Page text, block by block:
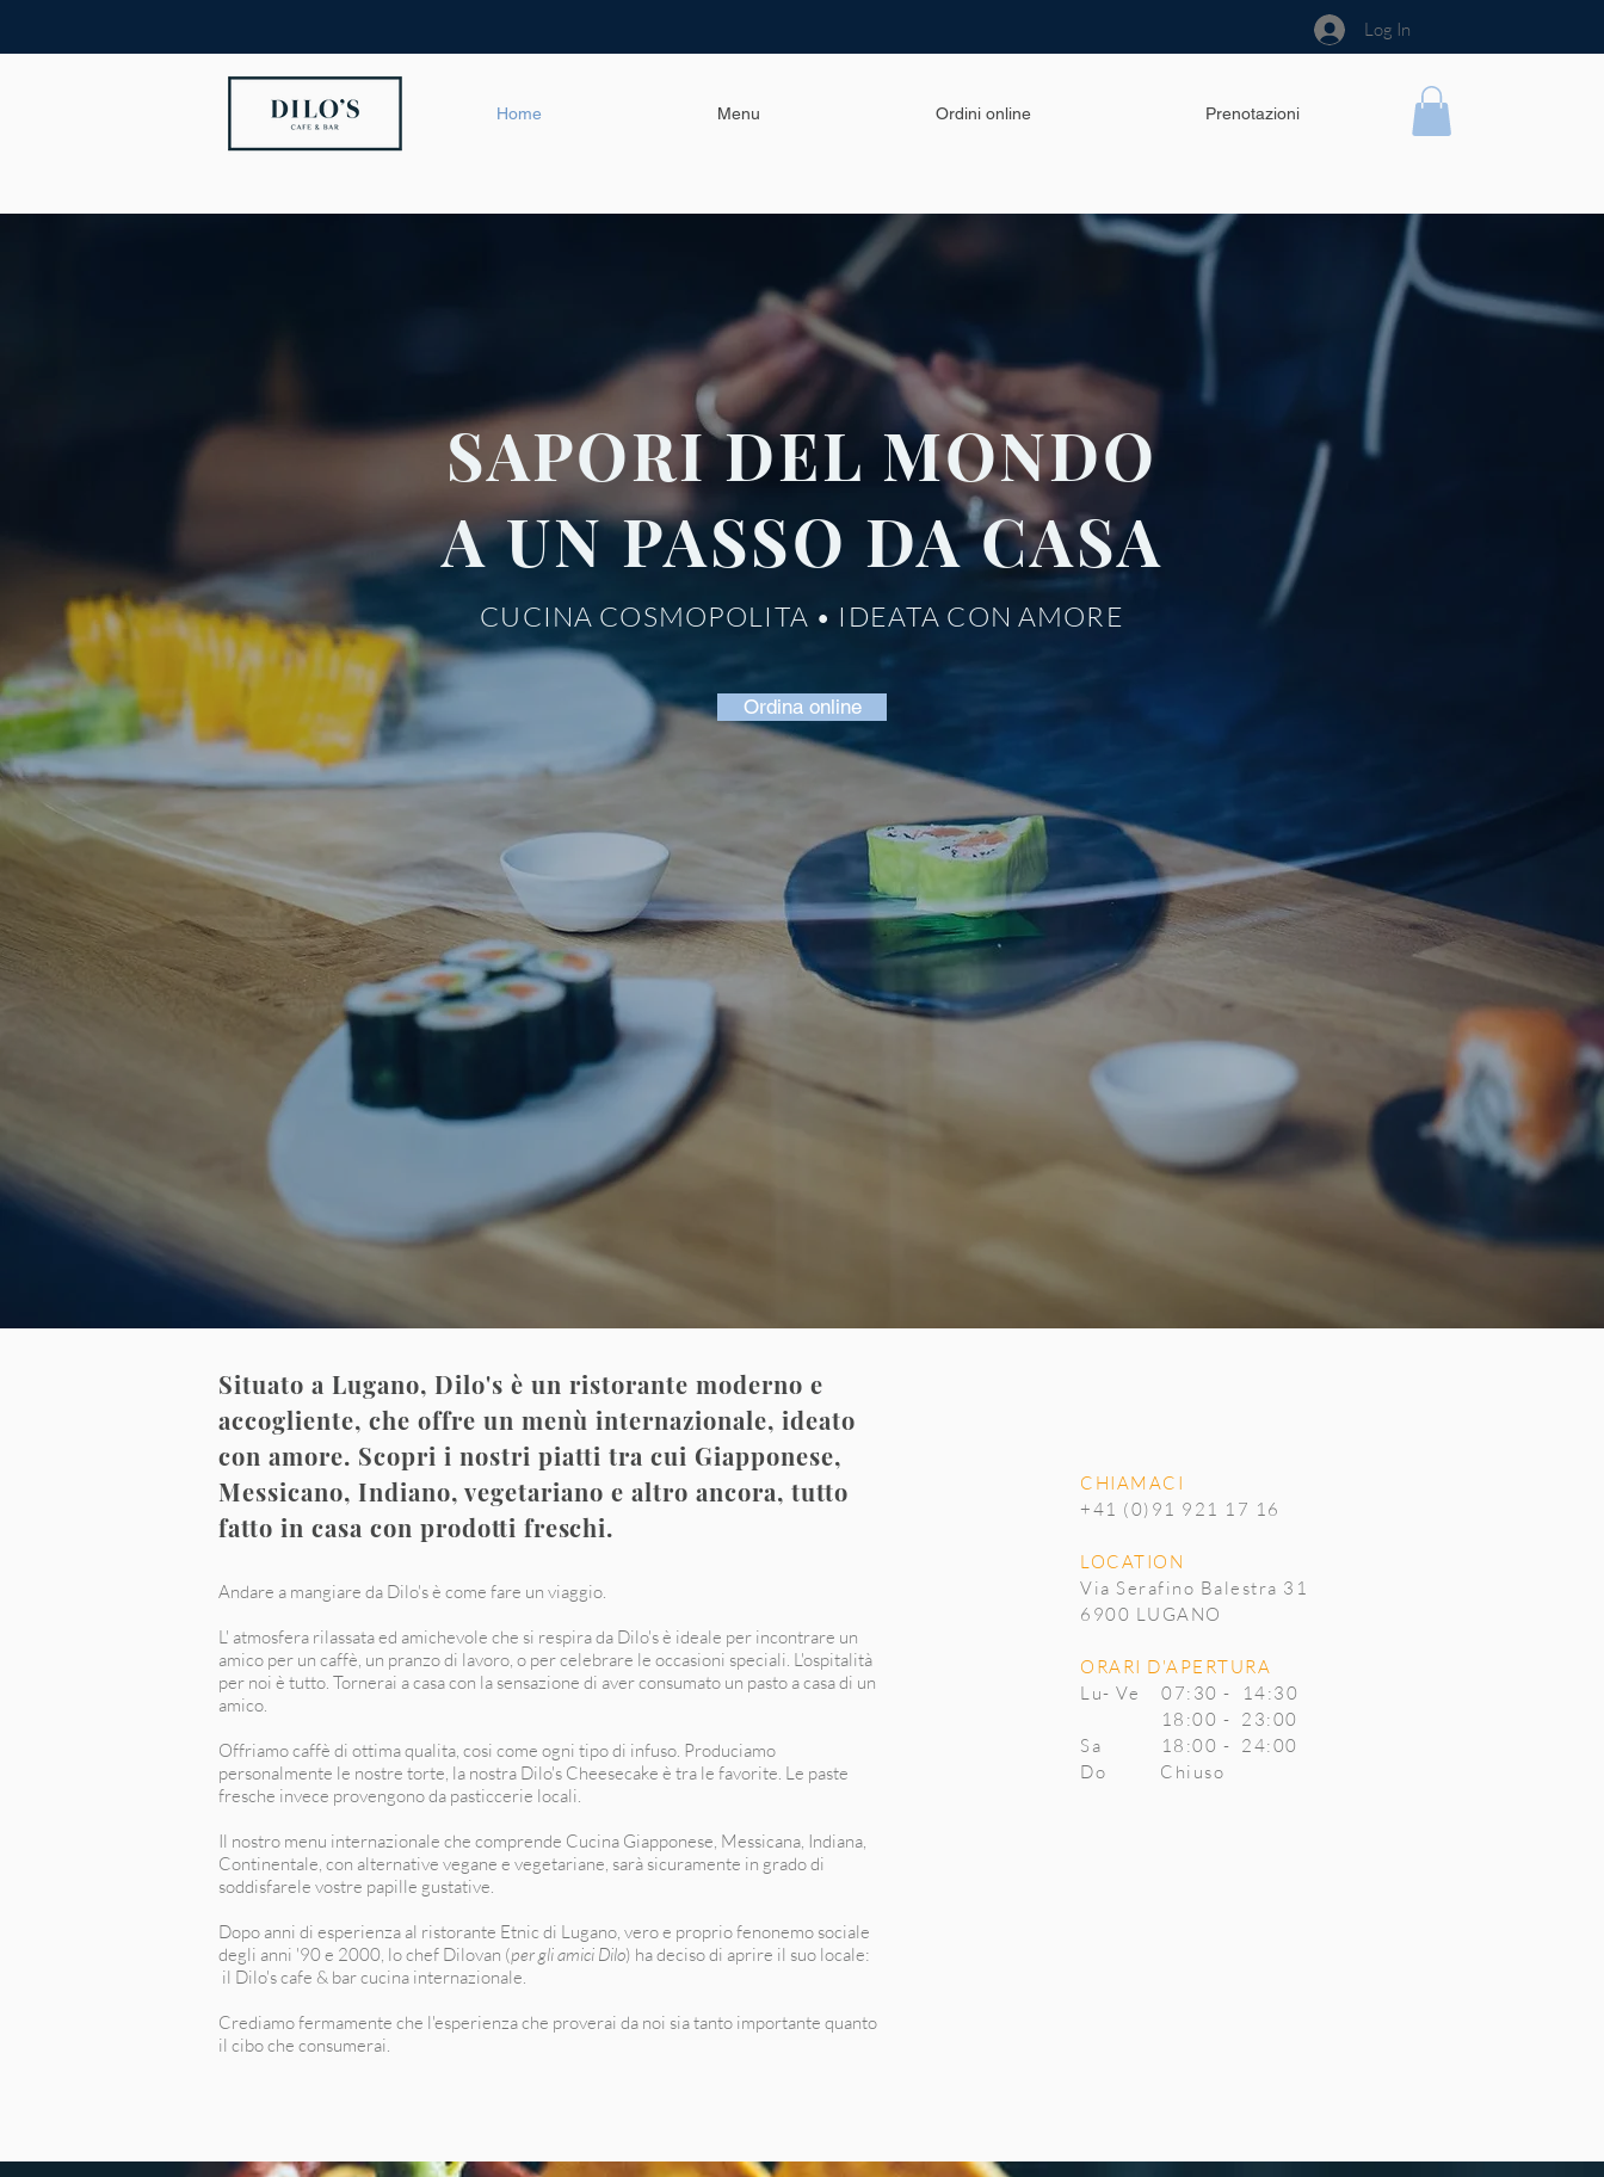
Log In
Home Menu Ordini online Prenotazioni
SAPORI DEL MONDO
A UN PASSO DA CASA
CUCINA COSMOPOLITA • IDEATA CON AMORE
Ordina online
Situato a Lugano, Dilo's è un ristorante moderno e
accogliente, che offre un menù internazionale, ideato
con amore. Scopri i nostri piatti tra cui Giapponese,
Messicano, Indiano, vegetariano e altro ancora, tutto
fatto in casa con prodottifreschi.
Andare a mangiare da Dilo's è come fare un viaggio.
L' atmosfera rilassata ed amichevole che si respira da Dilo's è ideale per incontrare un
amico per un caffè, un pranzo di lavoro, o per celebrare le occasioni speciali. L'ospitalità
per noi è tutto. Tornerai a casa con la sensazione di aver consumato un pasto a casa di un
amico.
Offriamo caffè di ottima qualita, cosi come ogni tipo di infuso. Produciamo
personalmente le nostre torte, la nostra Dilo's Cheesecake è tra le favorite. Le paste
fresche invece provengono da pasticcerie locali.
Il nostro menu internazionale che comprende Cucina Giapponese, Messicana, Indiana,
Continentale, con alternative vegane e vegetariane, sarà sicuramente in grado di
soddisfarele vostre papille gustative.
Dopo anni di esperienza al ristorante Etnic di Lugano, vero e proprio fenonemo sociale
degli anni '90 e 2000, lo chef Dilovan (per gli amici Dilo) ha deciso di aprire il suo locale:
il Dilo's cafe & bar cucina internazionale.
Crediamo fermamente che l'esperienza che proverai da noi sia tanto importante quanto
il cibo che consumerai.
CHIAMACI
+41 (0)91 921 17 16
LOCATION
Via Serafino Balestra 31
6900 LUGANO
ORARI D'APERTURA
Lu- Ve 07:30 - 14:30
18:00 - 23:00
Sa 18:00 - 24:00
Do Chiuso